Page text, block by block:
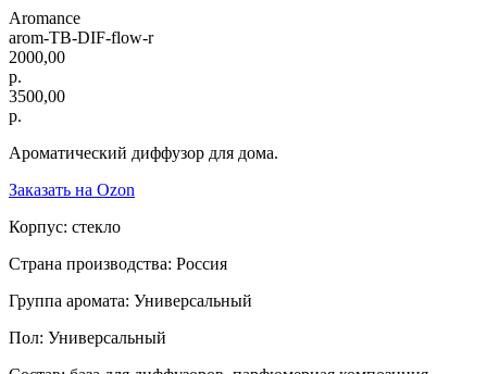
Aromance
arom-TB-DIF-flow-r
2000,00
р.
3500,00
р.
Ароматический диффузор для дома.
Заказать на Ozon
Корпус: стекло
Страна производства: Россия
Группа аромата: Универсальный
Пол: Универсальный